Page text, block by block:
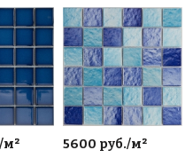
м²
5600 руб./м²